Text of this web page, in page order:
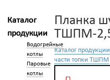
Каталог
продукции
Водогрейные
котлы
Паровые
котлы
Планка
ТШПМ-
Каталог продукции
части топки ТШПМ